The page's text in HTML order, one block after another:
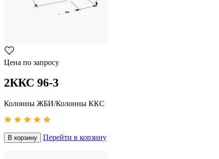
Цена по запросу
2ККС 96-3
Колонны ЖБИ/Колонны ККС
В корзину Перейти в корзину